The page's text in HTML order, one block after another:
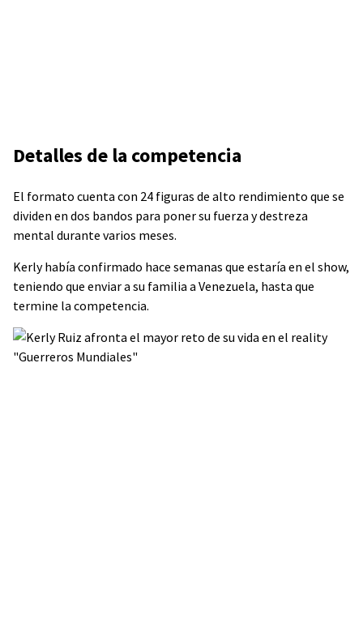
Detalles de la competencia
El formato cuenta con 24 figuras de alto rendimiento que se
dividen en dos bandos para poner su fuerza y destreza
mental durante varios meses.
Kerly había confirmado hace semanas que estaría en el show,
teniendo que enviar a su familia a Venezuela, hasta que
termine la competencia.